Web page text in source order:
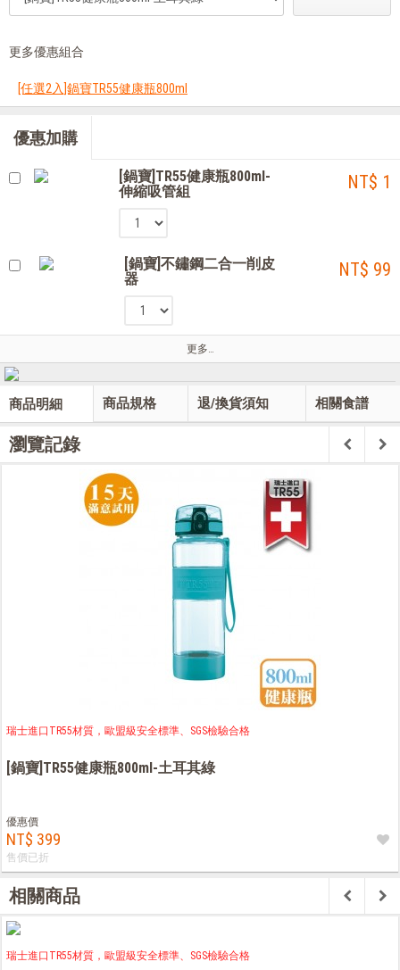
更多優惠組合
[任選2入]鍋寶TR55健康瓶800ml
優惠加購
[鍋寶]TR55健康瓶800ml-
伸縮吸管組
NT$ 1
[鍋寶]不鏽鋼二合一削皮
器
NT$ 99
更多…
商品明細 商品規格 退/換貨須知 相關食譜
瀏覽記錄
瑞士進口TR55材質，歐盟級安全標準、SGS檢驗合格
[鍋寶]TR55健康瓶800ml-土耳其綠
優惠價
NT$ 399
售價已折
相關商品
瑞士進口TR55材質，歐盟級安全標準、SGS檢驗合格